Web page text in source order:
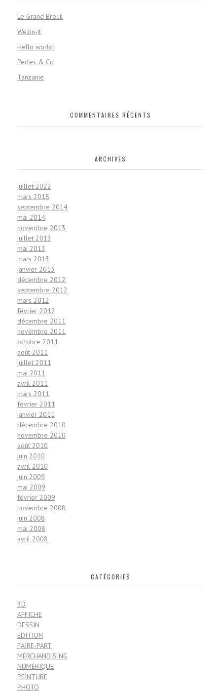
Le Grand Breuil
Wezin-it
Hello world!
Perles & Co
Tanzanie
COMMENTAIRES RÉCENTS
ARCHIVES
juillet 2022
mars 2018
septembre 2014
mai 2014
novembre 2013
juillet 2013
mai 2013
mars 2013
janvier 2013
décembre 2012
septembre 2012
mars 2012
février 2012
décembre 2011
novembre 2011
octobre 2011
août 2011
juillet 2011
mai 2011
avril 2011
mars 2011
février 2011
janvier 2011
décembre 2010
novembre 2010
août 2010
juin 2010
avril 2010
juin 2009
mai 2009
février 2009
novembre 2008
juin 2008
mai 2008
avril 2008
CATÉGORIES
3D
AFFICHE
DESSIN
EDITION
FAIRE-PART
MERCHANDISING
NUMÉRIQUE
PEINTURE
PHOTO